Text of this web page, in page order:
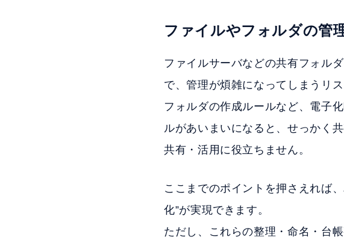
ファイルやフォルダの管
ファイルサーバなどの共有フォル
で、管理が煩雑になってしまうリ
フォルダの作成ルールなど、電子
ルがあいまいになると、せっかく
共有・活用に役立ちません。
ここまでのポイントを押さえれば
化”が実現できます。
ただし、これらの整理・命名・台